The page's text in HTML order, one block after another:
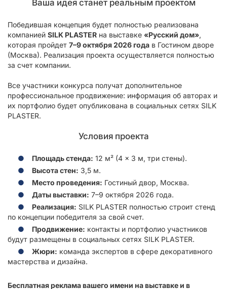
Ваша идея станет реальным проектом
Победившая концепция будет полностью реализована
компанией SILK PLASTER на выставке «Русский дом»,
которая пройдет 7–9 октября 2026 года в Гостином дворе
(Москва). Реализация проекта осуществляется полностью
за счет компании.
Все участники конкурса получат дополнительное
профессиональное продвижение: информация об авторах и
их портфолио будет опубликована в социальных сетях SILK
PLASTER.
Условия проекта
Площадь стенда: 12 м² (4 × 3 м, три стены).
Высота стен: 3,5 м.
Место проведения: Гостиный двор, Москва.
Даты выставки: 7–9 октября 2026 года.
Реализация: SILK PLASTER полностью строит стенд
по концепции победителя за свой счет.
Продвижение: контакты и портфолио участников
будут размещены в социальных сетях SILK PLASTER.
Жюри: команда экспертов в сфере декоративного
мастерства и дизайна.
Бесплатная реклама вашего имени на выставке и в